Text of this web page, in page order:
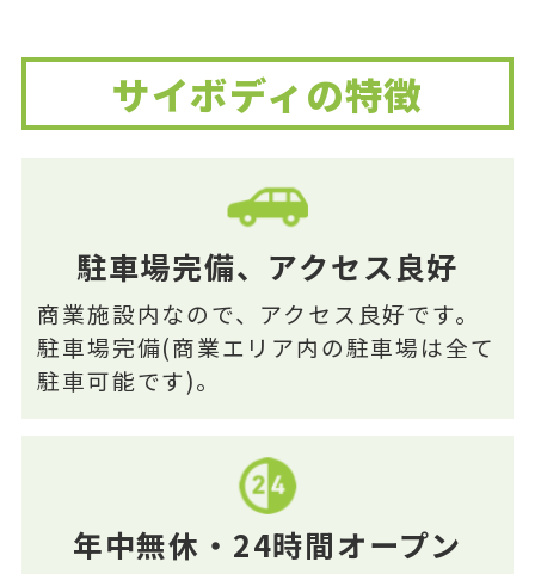
サイボディの特徴
駐車場完備、アクセス良好
商業施設内なので、アクセス良好です。
駐車場完備(商業エリア内の駐車場は全て
駐車可能です)。
年中無休・24時間オープン